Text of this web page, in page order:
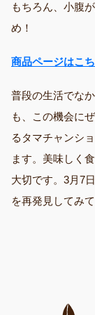
もちろん、小腹
め！
商品ページはこ
普段の生活でな
も、この機会に
るタマチャンシ
ます。美味しく
大切です。3月7
を再発見してみ